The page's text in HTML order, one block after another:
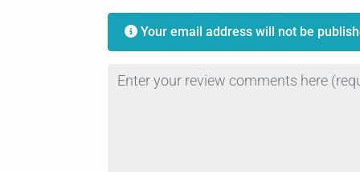
Your email address will not be
Review text